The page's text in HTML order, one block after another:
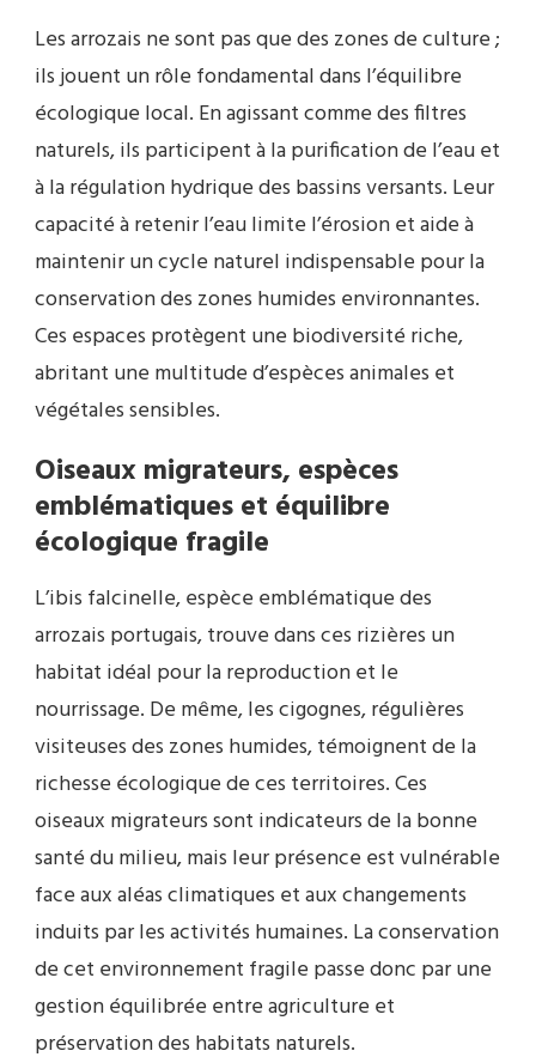
Les arrozais ne sont pas que des zones de culture ;
ils jouent un rôle fondamental dans l’équilibre
écologique local. En agissant comme des filtres
naturels, ils participent à la purification de l’eau et
à la régulation hydrique des bassins versants. Leur
capacité à retenir l’eau limite l’érosion et aide à
maintenir un cycle naturel indispensable pour la
conservation des zones humides environnantes.
Ces espaces protègent une biodiversité riche,
abritant une multitude d’espèces animales et
végétales sensibles.
Oiseaux migrateurs, espèces
emblématiques et équilibre
écologique fragile
L’ibis falcinelle, espèce emblématique des
arrozais portugais, trouve dans ces rizières un
habitat idéal pour la reproduction et le
nourrissage. De même, les cigognes, régulières
visiteuses des zones humides, témoignent de la
richesse écologique de ces territoires. Ces
oiseaux migrateurs sont indicateurs de la bonne
santé du milieu, mais leur présence est vulnérable
face aux aléas climatiques et aux changements
induits par les activités humaines. La conservation
de cet environnement fragile passe donc par une
gestion équilibrée entre agriculture et
préservation des habitats naturels.